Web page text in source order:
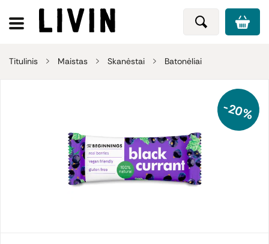
Titulinis Maistas Skanėstai Batonėliai
-20%